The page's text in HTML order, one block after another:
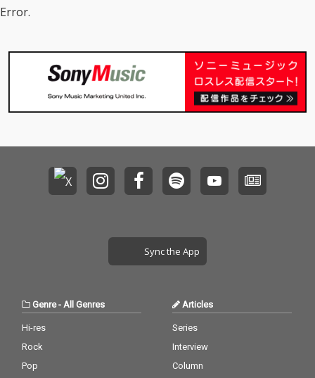
Error.
Sync the App
Genre- All Genres
Hi-res
Rock
Pop
Articles
Series
Interview
Column